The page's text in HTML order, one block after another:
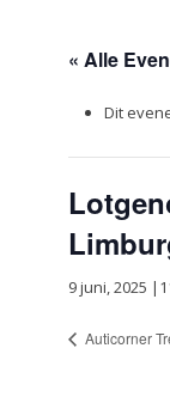
« Alle
Dit
9 juni, 2025
Auticorner